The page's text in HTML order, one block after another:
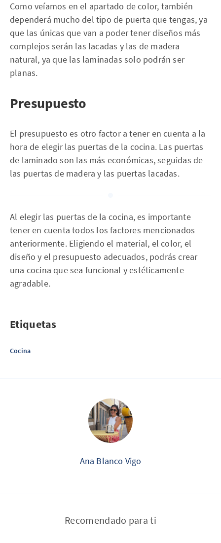
Como veíamos en el apartado de color, también
dependerá mucho del tipo de puerta que tengas, ya
que las únicas que van a poder tener diseños más
complejos serán las lacadas y las de madera
natural, ya que las laminadas solo podrán ser
planas.
Presupuesto
El presupuesto es otro factor a tener en cuenta a la
hora de elegir las puertas de la cocina. Las puertas
de laminado son las más económicas, seguidas de
las puertas de madera y las puertas lacadas.
Al elegir las puertas de la cocina, es importante
tener en cuenta todos los factores mencionados
anteriormente. Eligiendo el material, el color, el
diseño y el presupuesto adecuados, podrás crear
una cocina que sea funcional y estéticamente
agradable.
Etiquetas
Cocina
Ana Blanco Vigo
Recomendado para ti